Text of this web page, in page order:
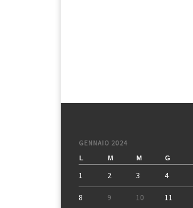
GENNAIO 2024
L M M G
1 2 3 4
8 9 10 11